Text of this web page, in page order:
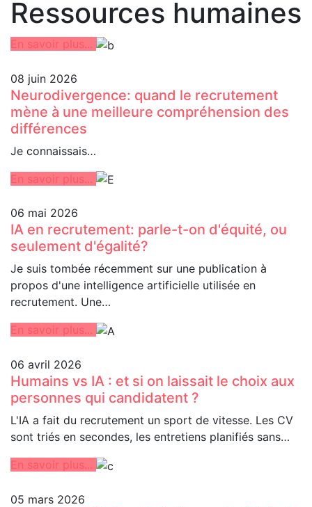
Ressources humaines
En savoir plus...
08 juin 2026
Neurodivergence: quand le recrutement
mène à une meilleure compréhension des
différences
Je connaissais…
En savoir plus...
06 mai 2026
IA en recrutement: parle-t-on d'équité, ou
seulement d'égalité?
Je suis tombée récemment sur une publication à
propos d'une intelligence artificielle utilisée en
recrutement. Une…
En savoir plus...
06 avril 2026
Humains vs IA : et si on laissait le choix aux
personnes qui candidatent ?
L'IA a fait du recrutement un sport de vitesse. Les CV
sont triés en secondes, les entretiens planifiés sans…
En savoir plus...
05 mars 2026